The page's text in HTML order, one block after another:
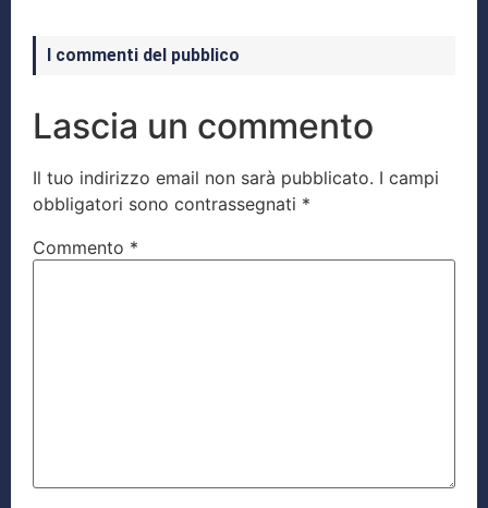
I commenti del pubblico
Lascia un commento
Il tuo indirizzo email non sarà pubblicato. I campi
obbligatori sono contrassegnati *
Commento *